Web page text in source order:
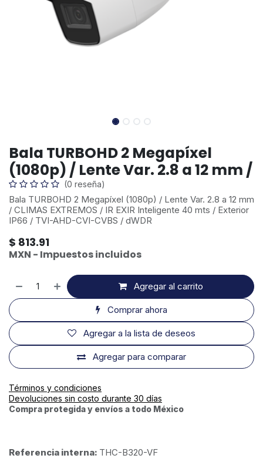
Bala TURBOHD 2 Megapíxel
(1080p) / Lente Var. 2.8 a 12 mm /
(0 reseña)
Bala TURBOHD 2 Megapíxel (1080p) / Lente Var. 2.8 a 12 mm
/ CLIMAS EXTREMOS / IR EXIR Inteligente 40 mts / Exterior
IP66 / TVI-AHD-CVI-CVBS / dWDR
$ 813.91
MXN - Impuestos incluidos
Agregar al carrito
Comprar ahora
Agregar para comparar
Agregar a la lista de deseos
Términos y condiciones
Devoluciones sin costo durante 30 días
Compra protegida y envíos a todo México
Referencia interna: THC-B320-VF